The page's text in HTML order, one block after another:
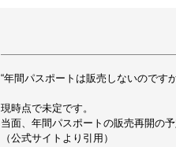
“年間パスポートは販売しないのです
現時点で未定です。
当面、年間パスポートの販売再開の
（公式サイトより引用）